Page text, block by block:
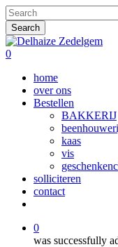
Skip
to
main
content
Search
Close
Search
0
home
over ons
Bestellen
BAKKERIJ
kaas
vis
solliciteren
contact
0
was successfully